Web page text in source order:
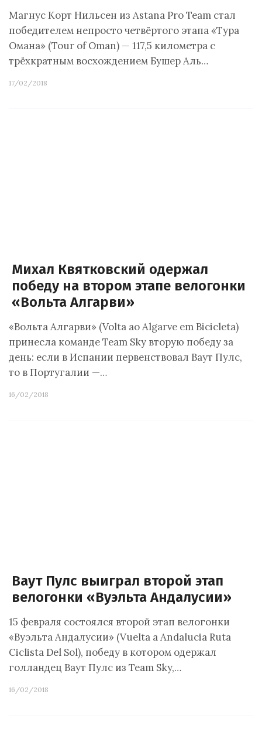
Магнус Корт Нильсен из Astana Pro Team стал
победителем непросто четвёртого этапа «Тура
Омана» (Tour of Oman) — 117,5 километра с
трёхкратным восхождением Бушер Аль…
17/02/2018
Михал Квятковский одержал
победу на втором этапе велогонки
«Вольта Алгарви»
«Вольта Алгарви» (Volta ao Algarve em Bicicleta)
принесла команде Team Sky вторую победу за
день: если в Испании первенствовал Ваут Пулс,
то в Португалии —…
16/02/2018
Ваут Пулс выиграл второй этап
велогонки «Вуэльта Андалусии»
15 февраля состоялся второй этап велогонки
«Вуэльта Андалусии» (Vuelta a Andalucia Ruta
Ciclista Del Sol), победу в котором одержал
голландец Ваут Пулс из Team Sky,…
16/02/2018